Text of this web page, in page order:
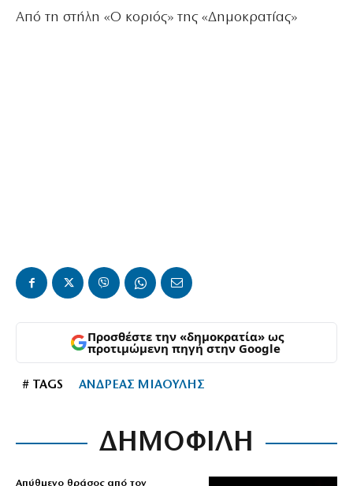
Από τη στήλη «Ο κοριός» της «Δημοκρατίας»
Προσθέστε την «δημοκρατία» ως
προτιμώμενη πηγή στην Google
# TAGS ΑΝΔΡΕΑΣ ΜΙΑΟΥΛΗΣ
ΔΗΜΟΦΙΛΗ
Απύθμενο θράσος από τον